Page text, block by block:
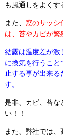
も風通しをよくす
また、 窓のサッシ
は、苔やカビが繁
結露は温度差が激
に換気を行うこと
止する事が出来る
す。
是非、カビ、苔な
い！！
また、弊社では